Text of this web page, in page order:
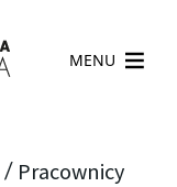
MENU
/ Pracownicy